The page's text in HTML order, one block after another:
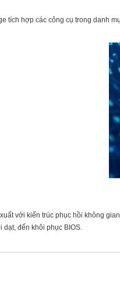
tích hợp các công cụ trong danh
với kiến ​​trúc phục hồi không
dạt, đến khôi phục BIOS.